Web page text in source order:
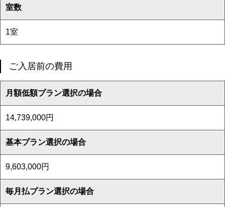
室数
1室
ご入居前の費用
月額低額プラン選択の場合
14,739,000円
基本プラン選択の場合
9,603,000円
毎月払プラン選択の場合